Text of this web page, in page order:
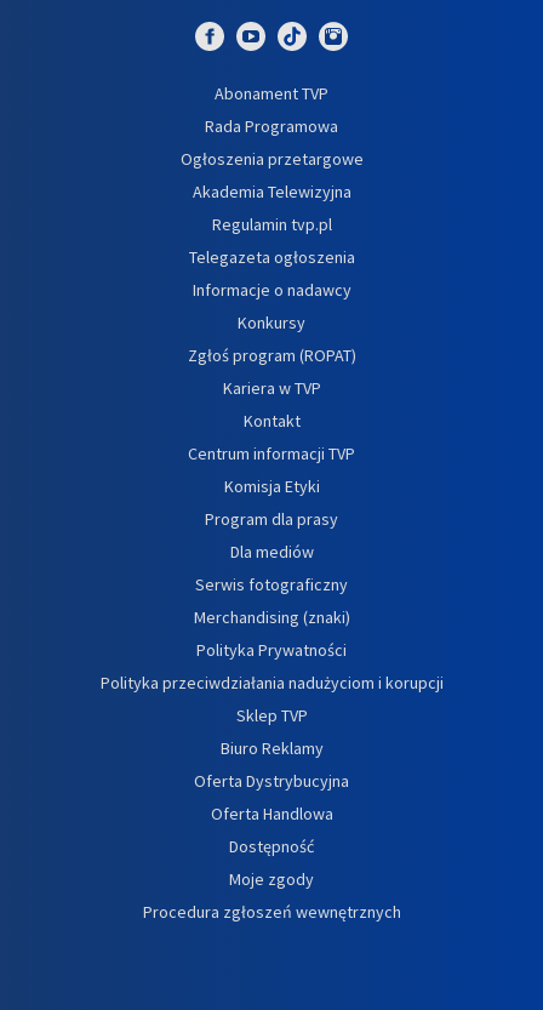
Abonament TVP
Rada Programowa
Ogłoszenia przetargowe
Akademia Telewizyjna
Regulamin tvp.pl
Telegazeta ogłoszenia
Informacje o nadawcy
Konkursy
Zgłoś program (ROPAT)
Kariera w TVP
Kontakt
Centrum informacji TVP
Komisja Etyki
Program dla prasy
Dla mediów
Serwis fotograficzny
Merchandising (znaki)
Polityka Prywatności
Polityka przeciwdziałania nadużyciom i korupcji
Sklep TVP
Biuro Reklamy
Oferta Dystrybucyjna
Oferta Handlowa
Dostępność
Moje zgody
Procedura zgłoszeń wewnętrznych